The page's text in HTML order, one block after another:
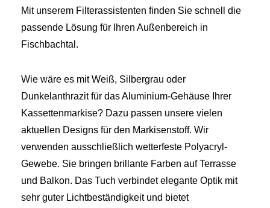
Mit unserem Filterassistenten finden Sie schnell die
passende Lösung für Ihren Außenbereich in
Fischbachtal.
Wie wäre es mit Weiß, Silbergrau oder
Dunkelanthrazit für das Aluminium-Gehäuse Ihrer
Kassettenmarkise? Dazu passen unsere vielen
aktuellen Designs für den Markisenstoff. Wir
verwenden ausschließlich wetterfeste Polyacryl-
Gewebe. Sie bringen brillante Farben auf Terrasse
und Balkon. Das Tuch verbindet elegante Optik mit
sehr guter Lichtbeständigkeit und bietet